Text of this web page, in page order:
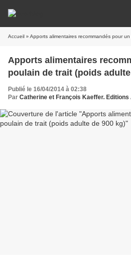
Accueil » Apports alimentaires recommandés pour un
Apports alimentaires
poulain de trait (poids
Publié le 16/04/2014 à 02:38
Par Catherine et François Kaeffer. Editions